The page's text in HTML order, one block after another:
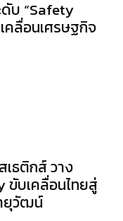
บ “Safety
คลื่อนเศรษฐกิจ
เธติกส์ วาง
ขับเคลื่อนไทยสู่
ยุวัฒน์